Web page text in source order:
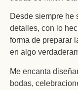
Desde siempre he
detalles, con lo
forma de preparar
en algo
Me encanta
bodas,